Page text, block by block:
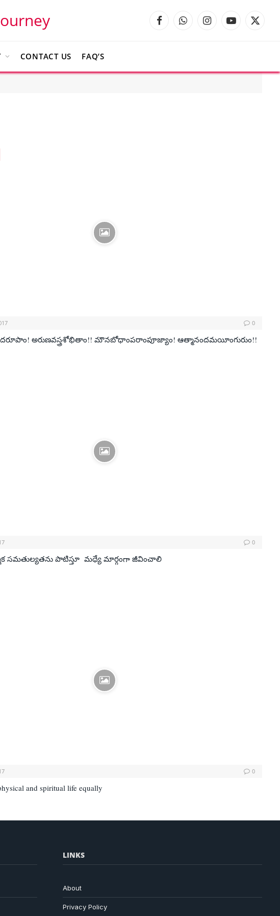
FacebookWhatsAppInstagramYouTube
X
CONTACT US FAQ’S
0
అరుణవస్త్రశోభితాం!! మౌనబోధాంపరాంపూజ్యాం! ఆత్మానందమయీంగురుం!!
0
సమతుల్యతను పాటిస్తూ మధ్యే మార్గంగా జీవించాలి
0
and spiritual life equally
LINKS
About
Privacy Policy